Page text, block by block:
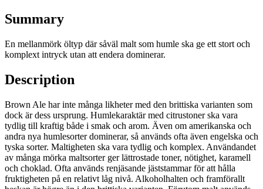
Summary
En mellanmörk öltyp där såväl malt som humle ska ge ett stort och
komplext intryck utan att endera dominerar.
Description
Brown Ale har inte många likheter med den brittiska varianten som
dock är dess ursprung. Humlekaraktär med citrustoner ska vara
tydlig till kraftig både i smak och arom. Även om amerikanska och
andra nya humlesorter dominerar, så används ofta även engelska och
tyska sorter. Maltigheten ska vara tydlig och komplex. Användandet
av många mörka maltsorter ger lättrostade toner, nötighet, karamell
och choklad. Ofta används renjäsande jäststammar för att hålla
fruktigheten på en relativt låg nivå. Alkoholhalten och framförallt